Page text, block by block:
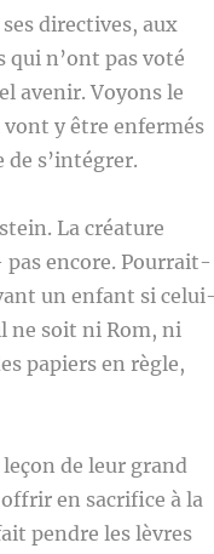
directives, aux
n’ont pas voté
avenir. Voyons le
vont y être enfermés
s’intégrer.
La créature
pas encore. Pourrait-
un enfant si
ne soit ni Rom, ni
papiers en règle,
de leur grand
en sacrifice à la
pendre les lèvres